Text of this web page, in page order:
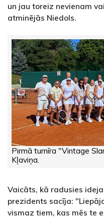
un jau toreiz nevienam
atminējās Niedols.
Pirmā turnīra "Vintage
Kļaviņa.
Vaicāts, kā radusies
prezidents sacīja:
vismaz tiem, kas mēs te